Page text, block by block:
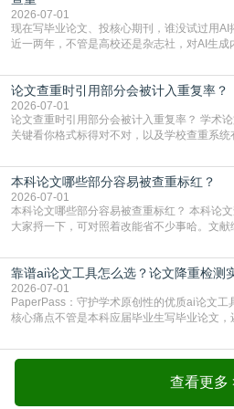
2026-07-01
现在写毕业论文、投核心期刊，谁没试过用
近一两年，不管是高校还是杂志社，对AI生成
真的太亏。提前做AIGC检测，已经成了很多
AIGC检测成了论文答辩投稿前的必备项？可
框架，内容都是自己写的，至于做AIG
论文查重时引用部分会被计入重复率？
2026-07-01
论文查重时引用部分会被计入重复率？ 学术论文引用部分会不会被算进重复率，
关键看你格式标得对不对，以及学校查重系
独占一行，每条文献用[1][2]方括号编号、与
7714（作者、题名、刊名、年、卷期、页码
成功后通常把这段标为引用，
本科论文哪些部分容易被查重标红？
2026-07-01
本科论文哪些部分容易被查重标红？ 本科论文查重，最容易“中招“标红的地方帮
大家捋一下，可对照着改能省不少事哈。文献
乎一模一样的话，你要是直接复制百度百科
一抓一个准，整段飘红。研究背景、意义和方
用问卷调查法““运用SPSS软件进行数据分
靠谱ai论文工具怎么选？论文降重检测
2026-07-01
PaperPass：守护学术原创性的优质ai论文
核心痛点不管是本科应届毕业生写毕业论文，
自己逐句读逐句改，熬好几个大夜不说，还
率超标，再返工太折腾。现在有了成熟的ai
决。靠谱的ai论文工具，不止能帮你梳查看更多